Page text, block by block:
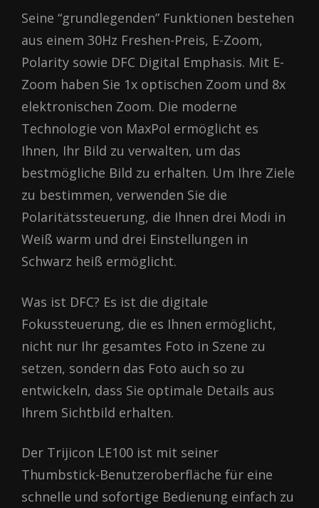
Seine “grundlegenden” Funktionen bestehen
aus einem 30Hz Freshen-Preis, E-Zoom,
Polarity sowie DFC Digital Emphasis. Mit E-
Zoom haben Sie 1x optischen Zoom und 8x
elektronischen Zoom. Die moderne
Technologie von MaxPol ermöglicht es
Ihnen, Ihr Bild zu verwalten, um das
bestmögliche Bild zu erhalten. Um Ihre Ziele
zu bestimmen, verwenden Sie die
Polaritätssteuerung, die Ihnen drei Modi in
Weiß warm und drei Einstellungen in
Schwarz heiß ermöglicht.
Was ist DFC? Es ist die digitale
Fokussteuerung, die es Ihnen ermöglicht,
nicht nur Ihr gesamtes Foto in Szene zu
setzen, sondern das Foto auch so zu
entwickeln, dass Sie optimale Details aus
Ihrem Sichtbild erhalten.
Der Trijicon LE100 ist mit seiner
Thumbstick-Benutzeroberfläche für eine
schnelle und sofortige Bedienung einfach zu